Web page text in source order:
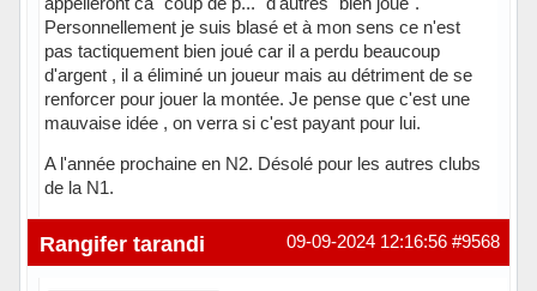
Personnellement je suis blasé et à mon sens ce n'est
pas tactiquement bien joué car il a perdu beaucoup
d'argent , il a éliminé un joueur mais au détriment de se
renforcer pour jouer la montée. Je pense que c'est une
mauvaise idée , on verra si c'est payant pour lui.
A l'année prochaine en N2. Désolé pour les autres clubs
de la N1.
Hors ligne #9568
09-09-2024 12:16:56
Rangifer tarandi